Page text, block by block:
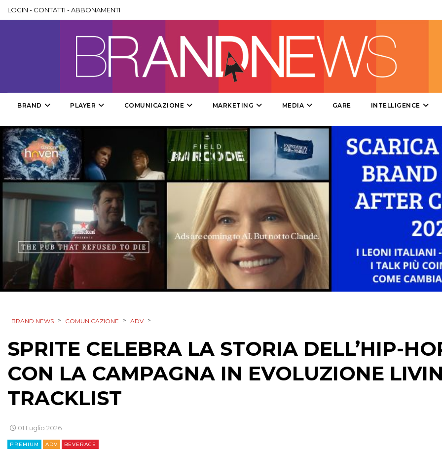
DESIGN
PUNTI VENDITA
CSR
STRATEGIE
CINEMA
LOGIN - CONTATTI -ABBONAMENTI
BRAND PLAYER COMUNICAZIONE MARKETING MEDIA GARE INTELLIGENCE
BRAND NEWS > COMUNICAZIONE > ADV >
SPRITE CELEBRA LA STORIA DELL’HIP-
CON LA CAMPAGNA IN EVOLUZIONE
TRACKLIST
01 Luglio 2026
PREMIUM ADV BEVERAGE